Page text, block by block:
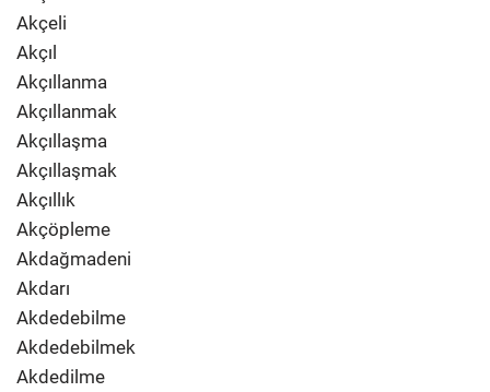
Akçeli
Akçıl
Akçıllanma
Akçıllanmak
Akçıllaşma
Akçıllaşmak
Akçıllık
Akçöpleme
Akdağmadeni
Akdarı
Akdedebilme
Akdedebilmek
Akdedilme